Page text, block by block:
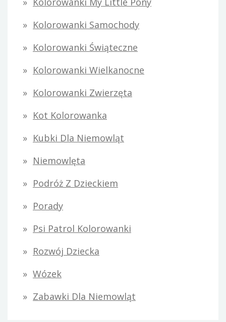
Kolorowanki Samochody
Kolorowanki Świąteczne
Kolorowanki Wielkanocne
Kolorowanki Zwierzęta
Kot Kolorowanka
Kubki Dla Niemowląt
Niemowlęta
Podróż Z Dzieckiem
Porady
Psi Patrol Kolorowanki
Rozwój Dziecka
Wózek
Zabawki Dla Niemowląt